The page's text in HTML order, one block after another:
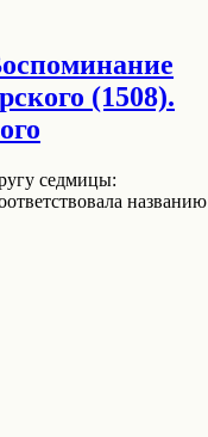
(1508).
седмицы:
названию